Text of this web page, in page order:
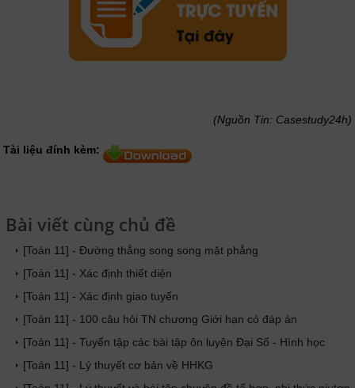
(Nguồn Tin: Casestudy24h)
Tài liệu đính kèm:
Bài viết cùng chủ đề
[Toán 11] - Đường thẳng song song mặt phẳng
[Toán 11] - Xác định thiết diện
[Toán 11] - Xác định giao tuyến
[Toán 11] - 100 câu hỏi TN chương Giới hạn có đáp án
[Toán 11] - Tuyển tập các bài tập ôn luyện Đại Số - Hình học
[Toán 11] - Lý thuyết cơ bản về HHKG